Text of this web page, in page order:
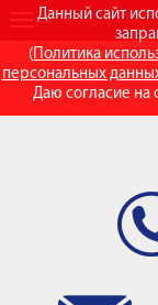
Данный сайт
(Политика
персональных
Даю согласие на